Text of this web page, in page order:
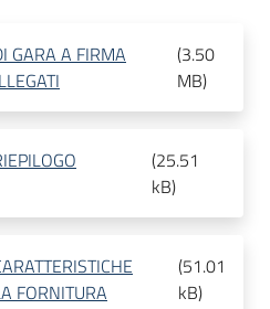
GARA A FIRMA
(3.50
MB)
(25.51
kB)
FORNITURA
(51.01
kB)